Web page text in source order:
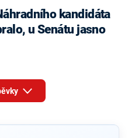
kandidáta
u Senátu jasno